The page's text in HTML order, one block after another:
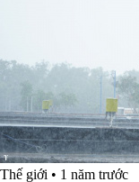
Thế giới • 1 năm trước